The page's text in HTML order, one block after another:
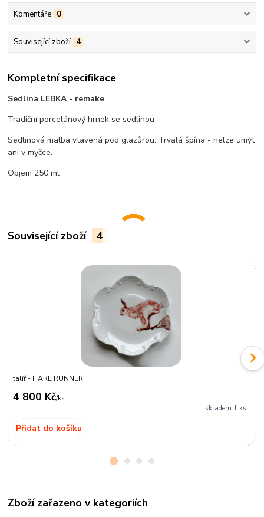
Komentáře 0
Související zboží 4
Kompletní specifikace
Sedlina LEBKA - remake
Tradiční porcelánový hrnek se sedlinou
Sedlinová malba vtavená pod glazůrou. Trvalá špína - nelze umýt
ani v myčce.
Objem 250 ml
Související zboží 4
talíř - HARE RUNNER
4 800 Kč/ks
skladem 1 ks
Přidat do košíku
Zboží zařazeno v kategoriích